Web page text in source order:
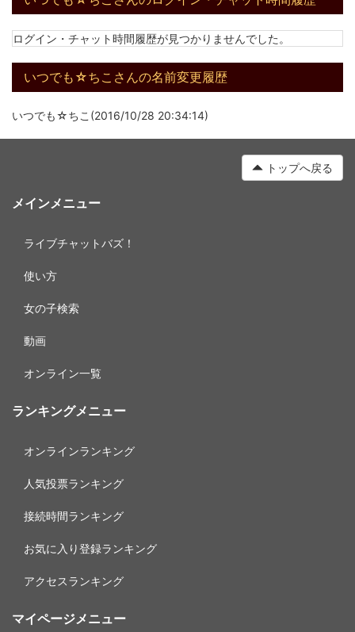
ログイン・チャット時間履歴が見つかりませんでした。
いつでも☆ちこさんの名前変更履歴
いつでも☆ちこ(2016/10/28 20:34:14)
トップへ戻る
メインメニュー
ライブチャットバズ！
使い方
女の子検索
動画
オンライン一覧
ランキングメニュー
オンラインランキング
人気投票ランキング
接続時間ランキング
お気に入り登録ランキング
アクセスランキング
マイページメニュー